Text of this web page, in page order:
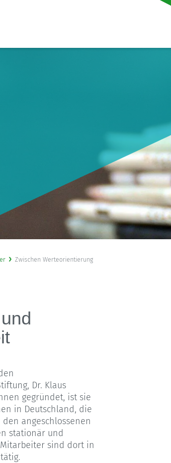
Zwischen Werteorientierung
Dr. Klaus
gegründet, ist sie
in Deutschland, die
angeschlossenen
stationär und
sind dort in